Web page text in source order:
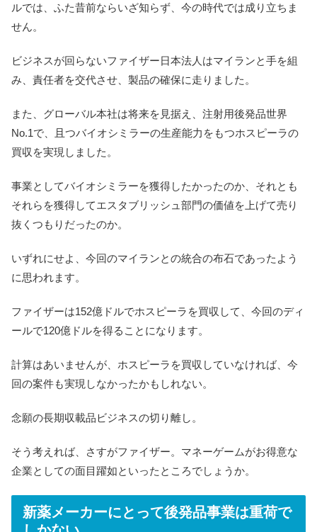
ルでは、ふた昔前ならいざ知らず、今の時代では成り立ちま
せん。
ビジネスが回らないファイザー日本法人はマイランと手を組
み、責任者を交代させ、製品の確保に走りました。
また、グローバル本社は将来を見据え、注射用後発品世界
No.1で、且つバイオシミラーの生産能力をもつホスピーラの
買収を実現しました。
事業としてバイオシミラーを獲得したかったのか、それとも
それらを獲得してエスタブリッシュ部門の価値を上げて売り
抜くつもりだったのか。
いずれにせよ、今回のマイランとの統合の布石であったよう
に思われます。
ファイザーは152億ドルでホスピーラを買収して、今回のディ
ールで120億ドルを得ることになります。
計算はあいませんが、ホスピーラを買収していなければ、今
回の案件も実現しなかったかもしれない。
念願の長期収載品ビジネスの切り離し。
そう考えれば、さすがファイザー。マネーゲームがお得意な
企業としての面目躍如といったところでしょうか。
新薬メーカーにとって後発品事業は重荷で